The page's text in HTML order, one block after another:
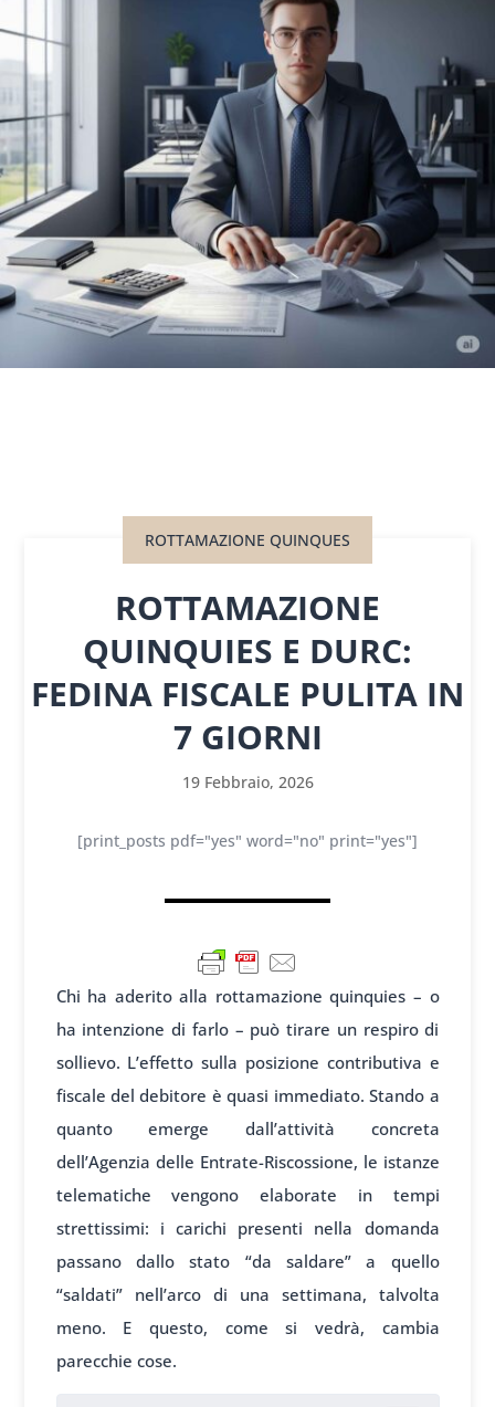
ROTTAMAZIONE QUINQUES
ROTTAMAZIONE
QUINQUIES E DURC:
FEDINA FISCALE PULITA IN
7 GIORNI
19 Febbraio, 2026
[print_posts pdf="yes" word="no" print="yes"]
Chi ha aderito alla rottamazione quinquies – o
ha intenzione di farlo – può tirare un respiro di
sollievo. L’effetto sulla posizione contributiva e
fiscale del debitore è quasi immediato. Stando a
quanto emerge dall’attività concreta
dell’Agenzia delle Entrate-Riscossione, le istanze
telematiche vengono elaborate in tempi
strettissimi: i carichi presenti nella domanda
passano dallo stato “da saldare” a quello
“saldati” nell’arco di una settimana, talvolta
meno. E questo, come si vedrà, cambia
parecchie cose.